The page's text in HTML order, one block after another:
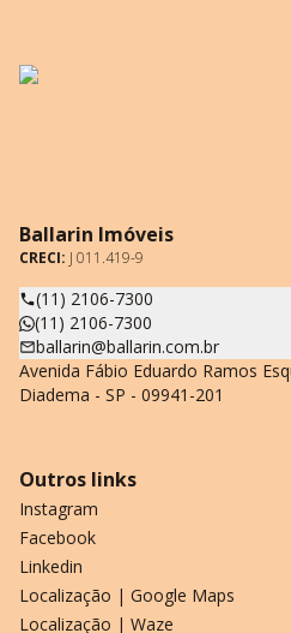
Ballarin Imóveis
CRECI: J 011.419-9
(11) 2106-7300
(11) 2106-7300
ballarin@ballarin.com.br
Avenida Fábio Eduardo Ramos
Diadema - SP - 09941-201
Outros links
Instagram
Facebook
Linkedin
Localização | Google Maps
Localização | Waze